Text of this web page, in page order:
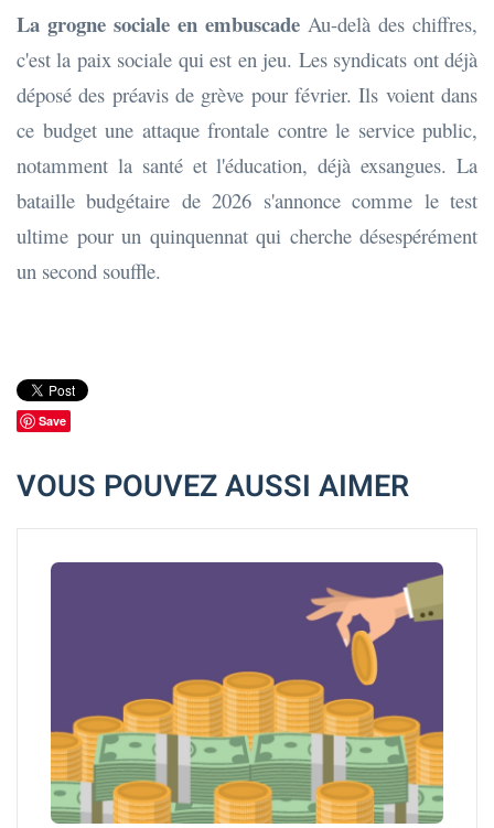
La grogne sociale en embuscade Au-delà des chiffres,
c'est la paix sociale qui est en jeu. Les syndicats ont déjà
déposé des préavis de grève pour février. Ils voient dans
ce budget une attaque frontale contre le service public,
notamment la santé et l'éducation, déjà exsangues. La
bataille budgétaire de 2026 s'annonce comme le test
ultime pour un quinquennat qui cherche désespérément
un second souffle.
Save
VOUS POUVEZ AUSSI AIMER